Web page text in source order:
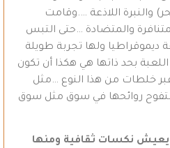
والنبرة اللاذعة ….وقامت
والمتضادة …حتى التبس
ديموقراطيا ولها تجربة طويلة
بحد ذاتها هي هكذا أن تكون
عبر خلطات من هذا النوع …مثل
لتفوح روائحها في سوق مثل سوق
يعيش نكسات ثقافية ومنها